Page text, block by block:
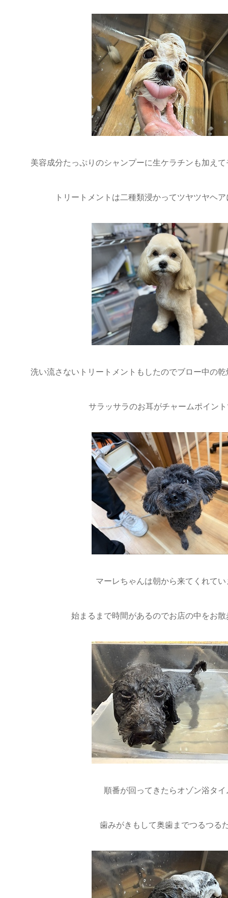
美容成分たっぷりのシャンプーに生ケラチンも加え
トリートメントは二種類浸かってツヤツヤヘ
洗い流さないトリートメントもしたのでブロー中の
サラッサラのお耳がチャームポイン
マーレちゃんは朝から来てくれて
始まるまで時間があるのでお店の中をお
順番が回ってきたらオゾン浴タ
歯みがきもして奥歯までつるつる